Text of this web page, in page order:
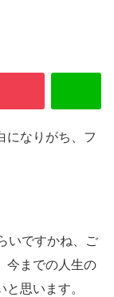
になりがち、フ
いですかね、ご
今までの人生の
思います。